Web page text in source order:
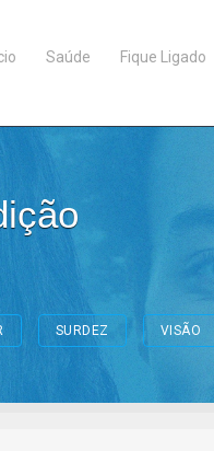
Saúde Fique Ligado
SURDEZ VISÃO